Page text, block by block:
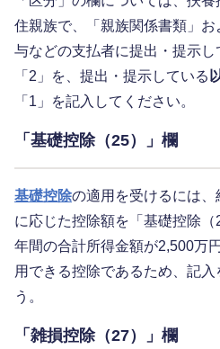
住親族で、「親族関係書類」
与などの支払者に提出・提示
「2」を、提出・提示している
「1」を記入してください。
「基礎控除（25）」欄
基礎控除の適用を受けるには
に応じた控除額を「基礎控除（
年間の合計所得金額が2,500万
用できる控除であるため、記
う。
「雑損控除（27）」欄